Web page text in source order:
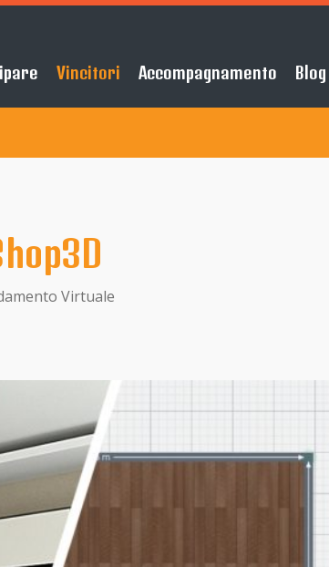
Vincitori Accompagnamento Blog
Virtuale